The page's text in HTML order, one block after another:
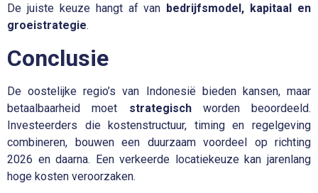
De juiste keuze hangt af van bedrijfsmodel, kapitaal en
groeistrategie.
Conclusie
De oostelijke regio’s van Indonesië bieden kansen, maar
betaalbaarheid moet strategischworden beoordeeld.
Investeerders die kostenstructuur, timing en regelgeving
combineren, bouwen een duurzaam voordeel op richting
2026 en daarna. Een verkeerde locatiekeuze kan jarenlang
hoge kosten veroorzaken.